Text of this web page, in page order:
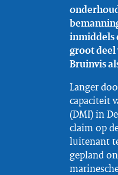
inmiddels
groot deel
Bruinvis
Langer
capaciteit
(DMI) in
claim op
luitenant
gepland